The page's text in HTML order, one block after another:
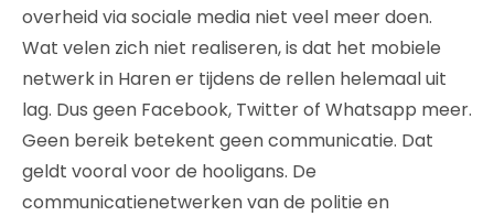
overheid via sociale media niet veel meer doen.
Wat velen zich niet realiseren, is dat het mobiele
netwerk in Haren er tijdens de rellen helemaal uit
lag. Dus geen Facebook, Twitter of Whatsapp meer.
Geen bereik betekent geen communicatie. Dat
geldt vooral voor de hooligans. De
communicatienetwerken van de politie en